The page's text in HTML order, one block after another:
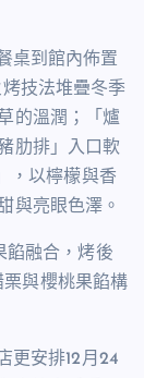
桌到館內佈置
技法堆疊冬季
的溫潤；「爐
肋排」入口軟
，以檸檬與香
與亮眼色澤。
餡融合，烤後
與櫻桃果餡構
更安排12月 24